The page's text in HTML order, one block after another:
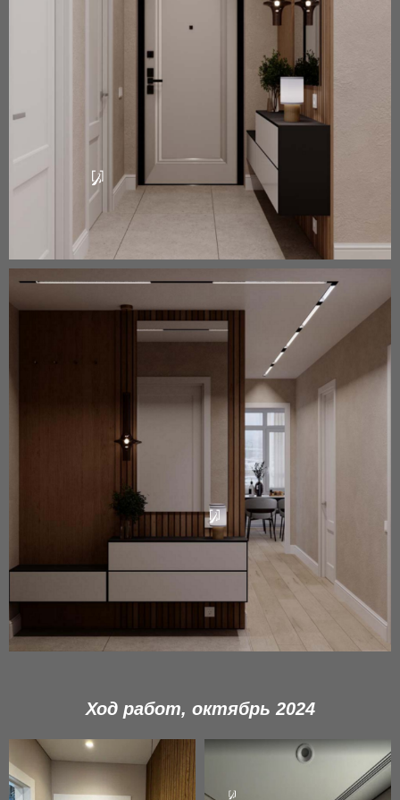
Ход работ, октябрь 2024